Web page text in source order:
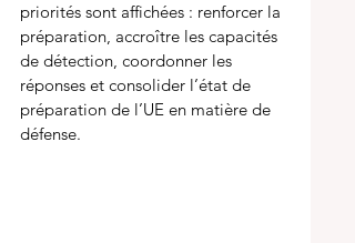
priorités sont affichées : renforcer la
préparation, accroître les capacités
de détection, coordonner les
réponses et consolider l’état de
préparation de l’UE en matière de
défense.